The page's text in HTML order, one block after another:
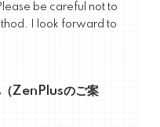
be careful not to
I look forward to
（ZenPlusのご案